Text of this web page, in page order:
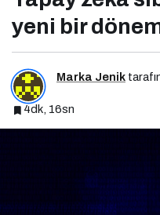
yeni bir
Marka Jenik
4dk, 16sn